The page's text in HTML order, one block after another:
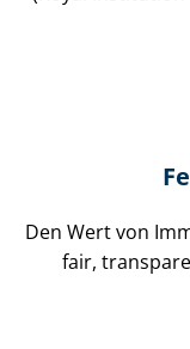
Den Wert von
fair,